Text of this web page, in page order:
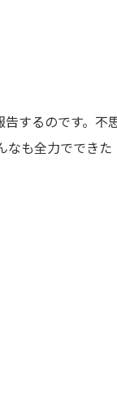
するのです。不
も全力ででき